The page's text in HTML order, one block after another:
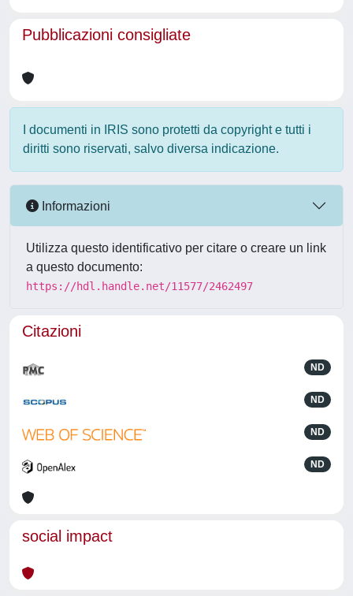
Pubblicazioni consigliate
I documenti in IRIS sono protetti da copyright e tutti i
diritti sono riservati, salvo diversa indicazione.
Informazioni
Utilizza questo identificativo per citare o creare un link
a questo documento:
https://hdl.handle.net/11577/2462497
Citazioni
ND
ND
ND
ND
social impact